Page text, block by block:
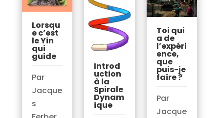
Lorsqu
e c’est
le Yin
qui
guide
Par
Jacque
s
Introd
uction
à la
Spirale
Dynam
ique
Toi qui
a de
l’expéri
ence,
que
puis-je
faire ?
Par
Jacque